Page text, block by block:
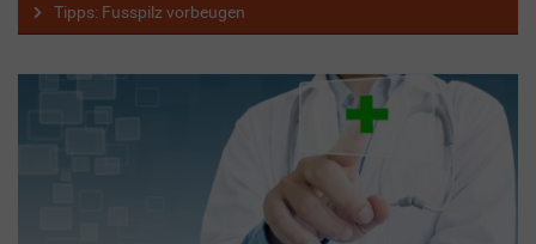
Tipps: Fusspilz vorbeugen